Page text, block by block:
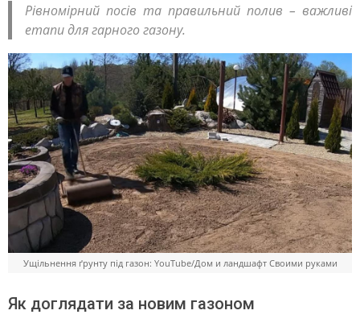
Рівномірний посів та правильний полив – важливі
етапи для гарного газону.
Ущільнення ґрунту під газон: YouTube/Дом и ландшафт Своими руками
Як доглядати за новим газоном